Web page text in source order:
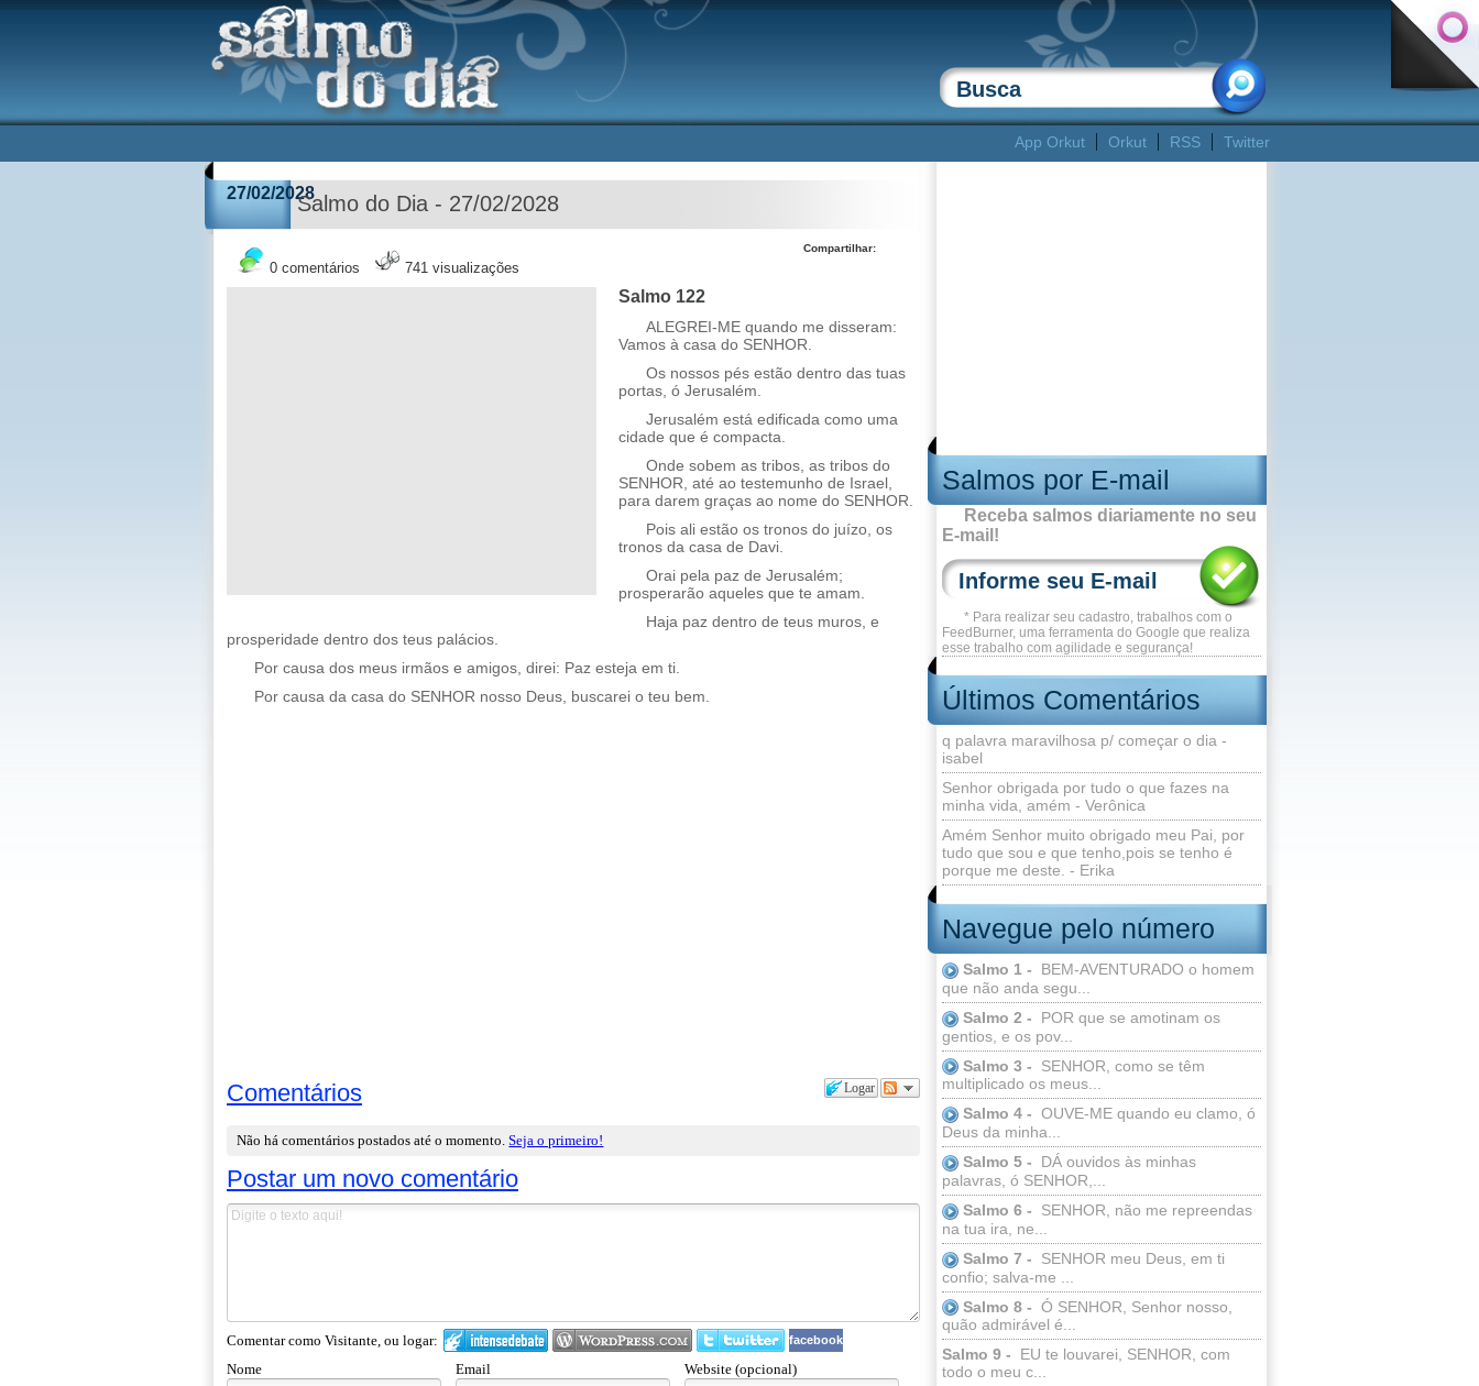
App Orkut Orkut RSS Twitter
Salmos por E-mail
Receba salmos diariamente no seu
E-mail!
* Para realizar seu cadastro, trabalhos com o
FeedBurner, uma ferramenta do Google que realiza
esse trabalho com agilidade e segurança!
Últimos Comentários
q palavra maravilhosa p/ começar o dia -
isabel
Senhor obrigada por tudo o que fazes na
minha vida, amém - Verônica
Amém Senhor muito obrigado meu Pai, por
tudo que sou e que tenho,pois se tenho é
porque me deste. - Erika
Navegue pelo número
Salmo 1 -
BEM-AVENTURADO o homem
que não anda segu...
Salmo 2 -
POR que se amotinam os
gentios, e os pov...
Salmo 3 -
SENHOR, como se têm
multiplicado os meus...
Salmo 4 - OUVE-ME quando eu clamo, ó
Deus da minha...
Salmo 5 -
DÁ ouvidos às minhas
palavras, ó SENHOR,...
Salmo 6 -
SENHOR, não me repreendas
na tua ira, ne...
Salmo 7 -
SENHOR meu Deus, em ti
confio; salva-me ...
Salmo 8 - Ó SENHOR, Senhor nosso,
quão admirável é...
Salmo 9 -
EU te louvarei, SENHOR, com
todo o meu c...
27/02/2028Salmo do Dia - 27/02/2028
0 comentários 741 visualizações
Compartilhar:
Salmo 122
ALEGREI-ME quando me disseram:
Vamos à casa do SENHOR.
Os nossos pés estão dentro das tuas
portas, ó Jerusalém.
Jerusalém está edificada como uma
cidade que é compacta.
Onde sobem as tribos, as tribos do
SENHOR, até ao testemunho de Israel,
para darem graças ao nome do SENHOR.
Pois ali estão os tronos do juízo, os
tronos da casa de Davi.
Orai pela paz de Jerusalém;
prosperarão aqueles que te amam.
Haja paz dentro de teus muros, e
prosperidade dentro dos teus palácios.
Por causa dos meus irmãos e amigos, direi: Paz esteja em ti.
Por causa da casa do SENHOR nosso Deus, buscarei o teu bem.
Logar
Comentários
Não há comentários postados até o momento.Seja o primeiro!
Postar um novo comentário
Comentar como Visitante, ou logar: facebook
Nome Email Website (opcional)